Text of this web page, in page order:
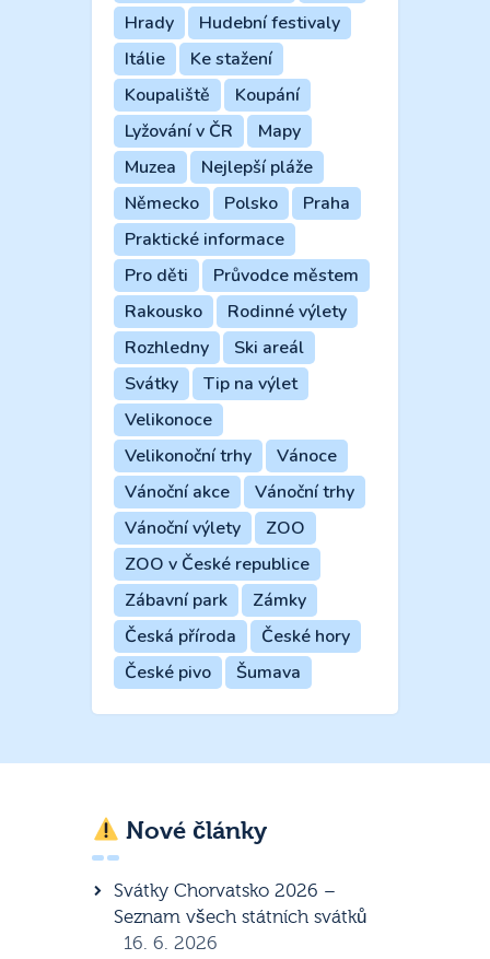
Hrady
Hudební festivaly
Itálie
Ke stažení
Koupaliště
Koupání
Lyžování v ČR
Mapy
Muzea
Nejlepší pláže
Německo
Polsko
Praha
Praktické informace
Pro děti
Průvodce městem
Rakousko
Rodinné výlety
Rozhledny
Ski areál
Svátky
Tip na výlet
Velikonoce
Velikonoční trhy
Vánoce
Vánoční akce
Vánoční trhy
Vánoční výlety
ZOO
ZOO v České republice
Zábavní park
Zámky
Česká příroda
České hory
České pivo
Šumava
Nové články
Svátky Chorvatsko 2026 –
Seznam všech státních svátků
16. 6. 2026